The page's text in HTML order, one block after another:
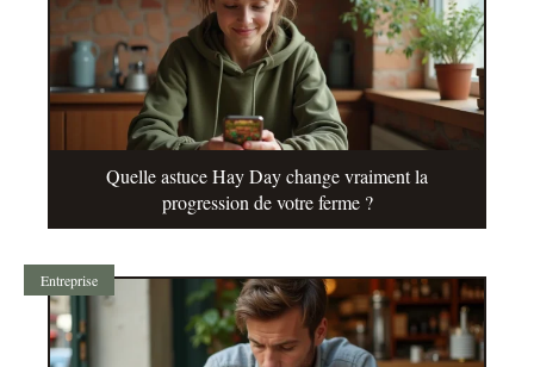
Quelle astuce Hay Day change vraiment la
progression de votre ferme ?
Entreprise